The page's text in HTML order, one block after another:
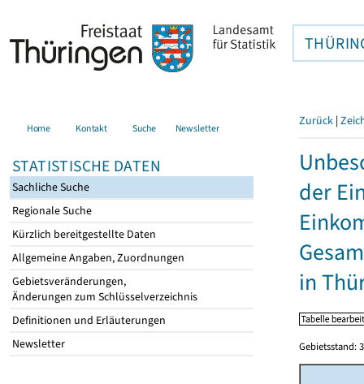
Home Kontakt Suche Newsletter
STATISTISCHE DATEN
Sachliche Suche
Regionale Suche
Kürzlich bereitgestellte Daten
Allgemeine Angaben, Zuordnungen
Gebietsveränderungen,
Änderungen zum Schlüsselverzeichnis
Definitionen und Erläuterungen
Newsletter
Zurück |
der
in
Gebietsstand: